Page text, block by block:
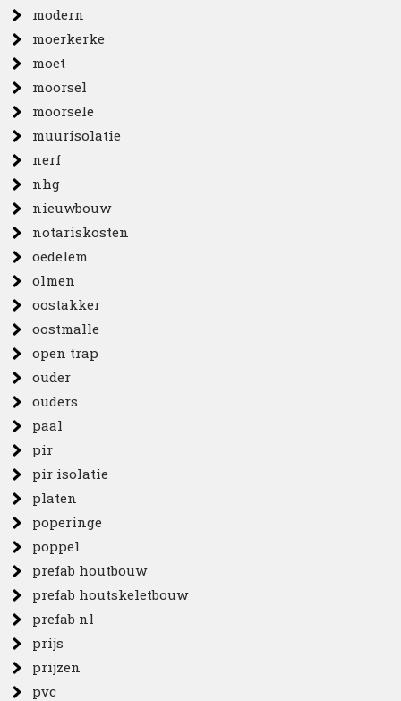
modern
moerkerke
moet
moorsel
moorsele
muurisolatie
nerf
nhg
nieuwbouw
notariskosten
oedelem
olmen
oostakker
oostmalle
open trap
ouder
ouders
paal
pir
pir isolatie
platen
poperinge
poppel
prefab houtbouw
prefab houtskeletbouw
prefab nl
prijs
prijzen
pvc